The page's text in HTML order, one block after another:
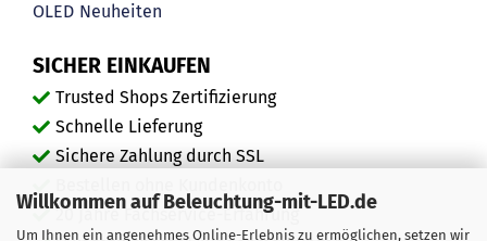
Willkommen auf Beleuchtung-mit-LED.de
Um Ihnen ein angenehmes Online-Erlebnis zu ermöglichen, setzen wir
OLED Neuheiten
SICHER EINKAUFEN
Trusted Shops Zertifizierung
Schnelle Lieferung
Sichere Zahlung durch SSL
20 Jahre Fachservice-Erfahrung